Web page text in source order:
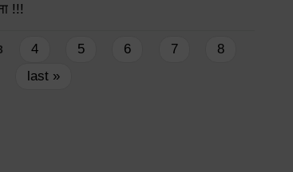
!!!
4 5 6 7
8
last »